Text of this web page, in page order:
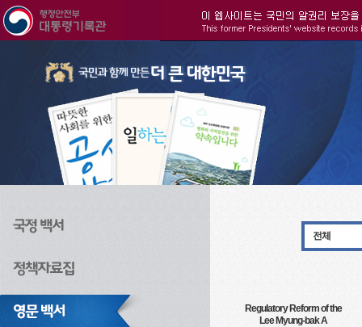
전체
Regulatory Reform of the
Lee Myung-bak A